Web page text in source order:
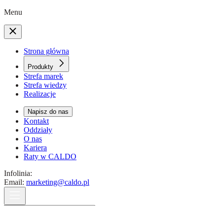
Menu
Strona główna
Produkty
Strefa marek
Strefa wiedzy
Realizacje
Napisz do nas
Kontakt
Oddziały
O nas
Kariera
Raty w CALDO
Infolinia:
Email: marketing@caldo.pl